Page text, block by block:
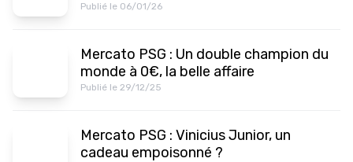
Publié le 06/01/26
Mercato PSG : Un double champion du
monde à 0€, la belle affaire
Publié le 29/12/25
Mercato PSG : Vinicius Junior, un
cadeau empoisonné ?